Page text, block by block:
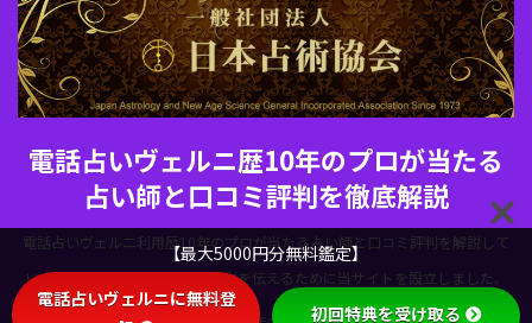
電話占いヴェルニ歴10年のプロが当たる
占い師と口コミ評判を徹底解説
電話占いヴェルニ利用歴10年のプロが当たる占い師と口コミ評判を解説して
います。電話占いヴェルニの魅力を伝えるために当サイトを設立しました。
【最大5000円分無料鑑定】
電話占いヴェルニに無料登
初回特典を受け取る